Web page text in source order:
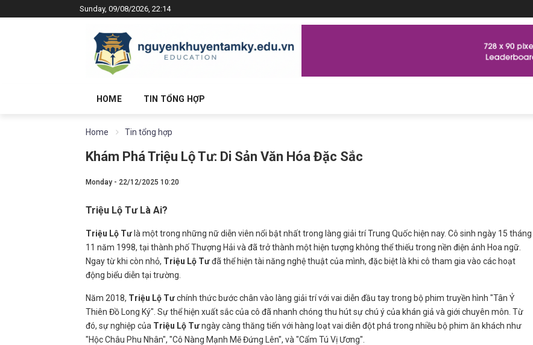
Sunday, 09/08/2026, 22:14
HOME TIN TỔNG HỢP
Home Tin tổng hợp
Khám Phá Triệu Lộ Tư: Di Sản Văn Hóa Đặc Sắc
Monday - 22/12/2025 10:20
Triệu Lộ Tư Là Ai?
Triệu Lộ Tư là một trong những nữ diễn viên nổi bật nhất trong làng giải trí Trung Quốc hiện nay. Cô sinh ngày 15 tháng
11 năm 1998, tại thành phố Thượng Hải và đã trở thành một hiện tượng không thể thiếu trong nền điện ảnh Hoa ngữ.
Ngay từ khi còn nhỏ, Triệu Lộ Tưđã thể hiện tài năng nghệ thuật của mình, đặc biệt là khi cô tham gia vào các hoạt
động biểu diễn tại trường.
Năm 2018, Triệu Lộ Tưchính thức bước chân vào làng giải trí với vai diễn đầu tay trong bộ phim truyền hình "Tân Ỷ
Thiên Đồ Long Ký". Sự thể hiện xuất sắc của cô đã nhanh chóng thu hút sự chú ý của khán giả và giới chuyên môn. Từ
đó, sự nghiệp của Triệu Lộ Tưngày càng thăng tiến với hàng loạt vai diễn đột phá trong nhiều bộ phim ăn khách như
"Hộc Châu Phu Nhân", "Cô Nàng Mạnh Mẽ Đứng Lên", và "Cẩm Tú Vị Ương".